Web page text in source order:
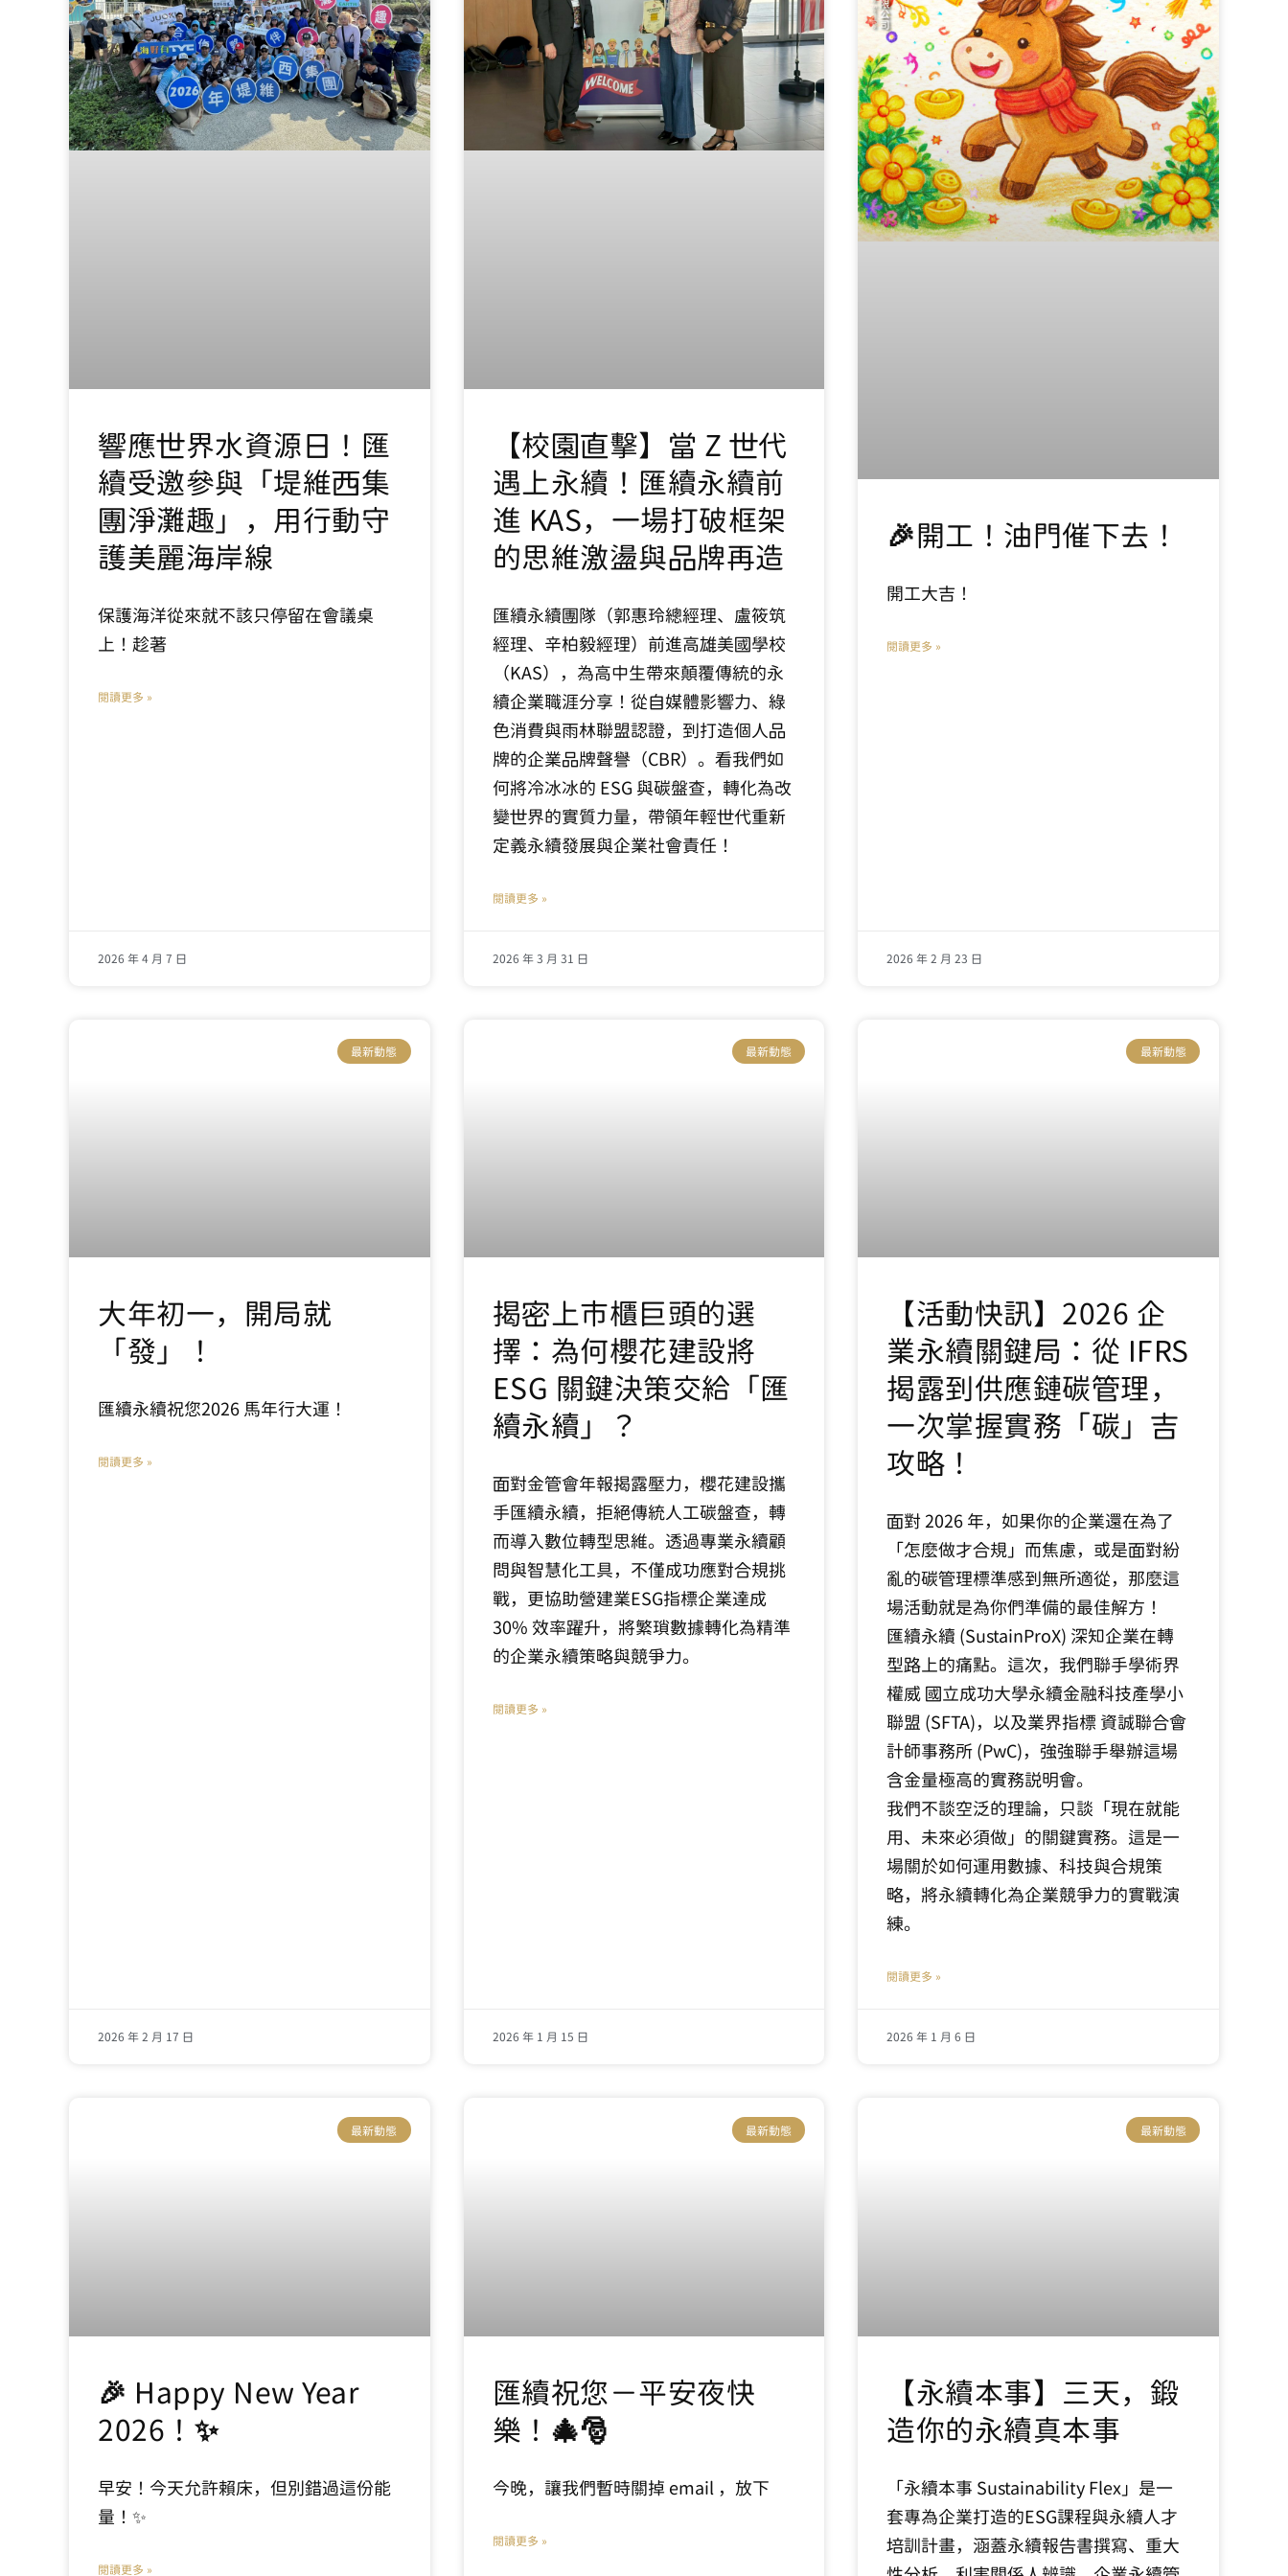
響應世界水資源日！匯
續受邀參與「堤維西集
團淨灘趣」，用行動守
護美麗海岸線
保護海洋從來就不該只停留在會議桌
上！趁著
閱讀更多 »
2026 年 4 月 7 日
【校園直擊】當 Z 世代
遇上永續！匯續永續前
進 KAS，一場打破框架
的思維激盪與品牌再造
匯續永續團隊（郭惠玲總經理、盧筱筑
經理、辛柏毅經理）前進高雄美國學校
（KAS），為高中生帶來顛覆傳統的永
續企業職涯分享！從自媒體影響力、綠
色消費與雨林聯盟認證，到打造個人品
牌的企業品牌聲譽（CBR）。看我們如
何將冷冰冰的 ESG 與碳盤查，轉化為改
變世界的實質力量，帶領年輕世代重新
定義永續發展與企業社會責任！
閱讀更多 »
2026 年 3 月 31 日
🎉開工！油門催下去！
開工大吉！
閱讀更多 »
2026 年 2 月 23 日
最新動態
大年初一，開局就
「發」！
匯續永續祝您2026 馬年行大運！
閱讀更多 »
2026 年 2 月 17 日
最新動態
揭密上市櫃巨頭的選
擇：為何櫻花建設將
ESG 關鍵決策交給「匯
續永續」？
面對金管會年報揭露壓力，櫻花建設攜
手匯續永續，拒絕傳統人工碳盤查，轉
而導入數位轉型思維。透過專業永續顧
問與智慧化工具，不僅成功應對合規挑
戰，更協助營建業ESG指標企業達成
30% 效率躍升，將繁瑣數據轉化為精準
的企業永續策略與競爭力。
閱讀更多 »
2026 年 1 月 15 日
最新動態
【活動快訊】2026 企
業永續關鍵局：從 IFRS
揭露到供應鏈碳管理，
一次掌握實務「碳」吉
攻略！
面對 2026 年，如果你的企業還在為了
「怎麼做才合規」而焦慮，或是面對紛
亂的碳管理標準感到無所適從，那麼這
場活動就是為你們準備的最佳解方！
匯續永續 (SustainProX) 深知企業在轉
型路上的痛點。這次，我們聯手學術界
權威 國立成功大學永續金融科技產學小
聯盟 (SFTA)，以及業界指標 資誠聯合會
計師事務所 (PwC)，強強聯手舉辦這場
含金量極高的實務說明會。
我們不談空泛的理論，只談「現在就能
用、未來必須做」的關鍵實務。這是一
場關於如何運用數據、科技與合規策
略，將永續轉化為企業競爭力的實戰演
練。
閱讀更多 »
2026 年 1 月 6 日
最新動態
🎉 Happy New Year
2026！✨
早安！今天允許賴床，但別錯過這份能
量！✨
閱讀更多 »
最新動態
匯續祝您－平安夜快
樂！🎄🎅
今晚，讓我們暫時關掉 email ，放下
閱讀更多 »
最新動態
【永續本事】三天，鍛
造你的永續真本事
「永續本事 Sustainability Flex」是一
套專為企業打造的ESG課程與永續人才
培訓計畫，涵蓋永續報告書撰寫、重大